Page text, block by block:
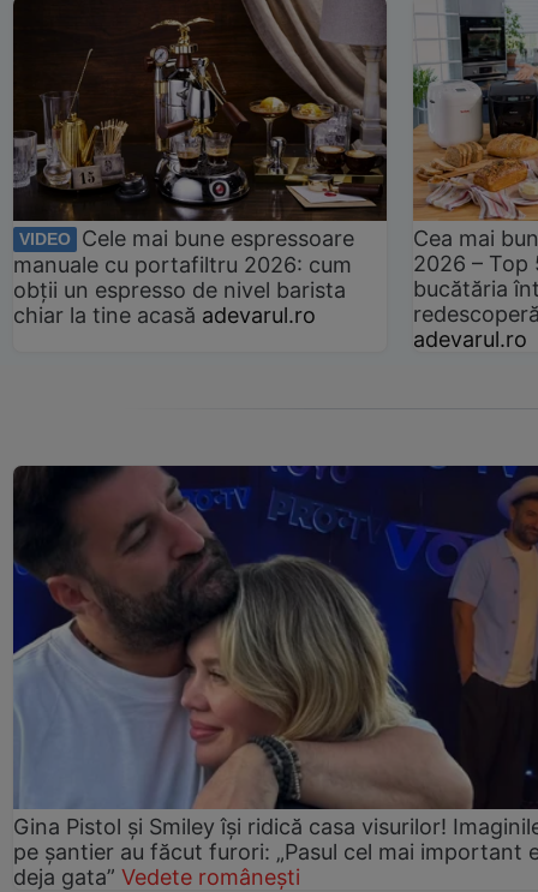
VIDEO
Cele mai bune espressoare
manuale cu portafiltru 2026: cum
obții un espresso de nivel barista
chiar la tine acasă adevarul.ro
Cea mai
2026 –
bucătăria
adevarul.ro
Gina Pistol și Smiley își ridică casa visurilor!
pe șantier au făcut furori: „Pasul cel mai important
deja gata” Vedete românești